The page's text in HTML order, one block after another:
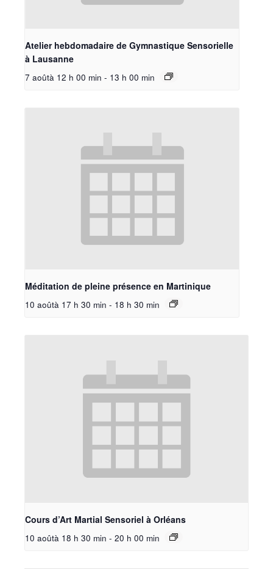
Atelier hebdomadaire de Gymnastique Sensorielle
à Lausanne
7 aoûtà 12 h 00 min - 13 h 00 min
Méditation de pleine présence en Martinique
10 aoûtà 17 h 30 min - 18 h 30 min
Cours d’Art Martial Sensoriel à Orléans
10 aoûtà 18 h 30 min - 20 h 00 min